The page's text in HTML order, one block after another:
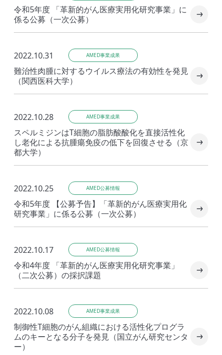
令和5年度 「革新的がん医療実用化研究事業」に
係る公募（一次公募）
2022.10.31 AMED事業成果
難治性肉腫に対するウイルス療法の有効性を発見
（関西医科大学）
2022.10.28 AMED事業成果
スペルミジンはT細胞の脂肪酸酸化を直接活性化
し老化による抗腫瘍免疫の低下を回復させる（京
都大学）
2022.10.25 AMED公募情報
令和5年度 【公募予告】「革新的がん医療実用化
研究事業」に係る公募（一次公募）
2022.10.17 AMED公募情報
令和4年度 「革新的がん医療実用化研究事業」
（二次公募）の採択課題
2022.10.08 AMED事業成果
制御性T細胞のがん組織における活性化プログラ
ムのキーとなる分子を発見（国立がん研究センタ
ー）